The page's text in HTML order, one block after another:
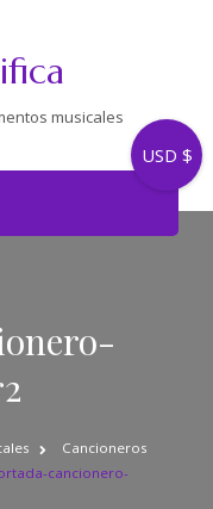
musicales
Cancioneros
cancionero-
USD $